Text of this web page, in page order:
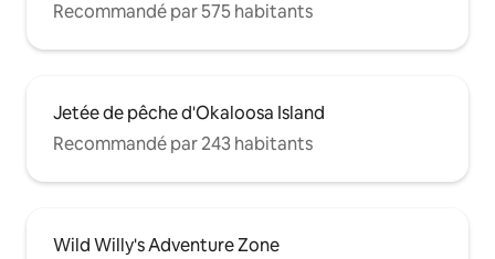
Recommandé par 575 habitants
Jetée de pêche d'Okaloosa Island
Recommandé par 243 habitants
Wild Willy's Adventure Zone